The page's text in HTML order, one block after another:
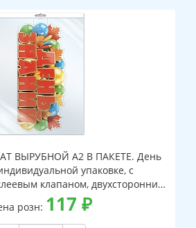
ВЫРУБНОЙ А2 В ПАКЕТЕ. День
упаковке, с
клапаном, двухсторонний,
ВД-лак)
розн: 117 ₽